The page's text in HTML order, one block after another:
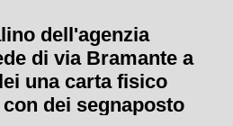
dell'agenzia
di via Bramante a
una carta fisico
dei segnaposto